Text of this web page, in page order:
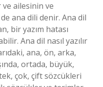
ailesinin ve
ana dili denir. Ana dil
bir yazım hatası
Ana dil nasıl yazılır
ana, ön, arka,
ortada, büyük,
çok, çift sözcükleri